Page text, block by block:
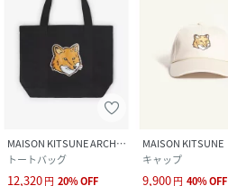
MAISON KITSUNE ARCHIVES
トートバッグ
12,320円 20%OFF
MAISON KITSUNE
キャップ
9,900円 40%OFF